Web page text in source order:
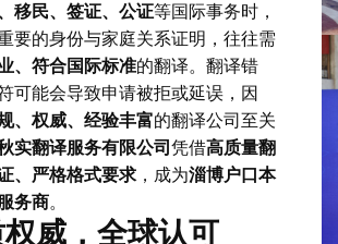
移民、签证、公证等国际事务时，
要的身份与家庭关系证明，往往需
、符合国际标准的翻译。翻译错
可能会导致申请被拒或延误，因
、权威、经验丰富的翻译公司至关
实翻译服务有限公司 凭借高质量翻
、严格格式要求 ，成为淄博户口本
务商。
威，全球认可